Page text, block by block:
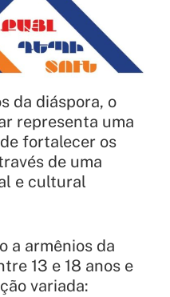
da diáspora, o
representa uma
fortalecer os
de uma
e cultural
a armênios da
13 e 18 anos e
variada: